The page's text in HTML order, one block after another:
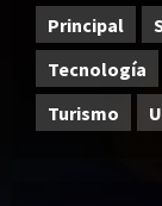
Principal
Tecnología
Turismo